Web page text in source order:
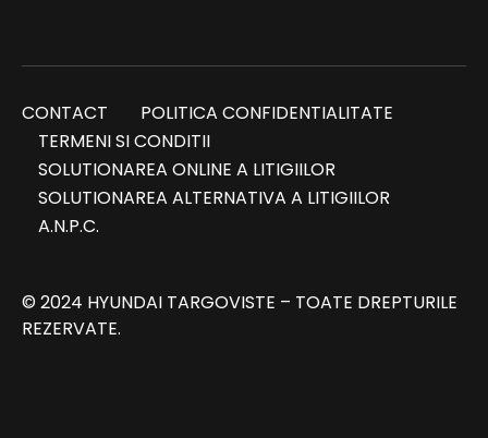
CONTACT
POLITICA CONFIDENTIALITATE
TERMENI SI CONDITII
SOLUTIONAREA ONLINE A LITIGIILOR
SOLUTIONAREA ALTERNATIVA A LITIGIILOR
A.N.P.C.
© 2024 HYUNDAI TARGOVISTE – TOATE DREPTURILE
REZERVATE.